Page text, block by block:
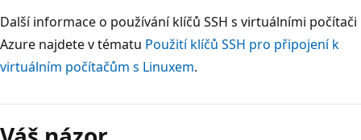
Další informace o používání klíčů SSH s virtuálními počítači
Azure najdete v tématu Použití klíčů SSH pro připojení k
virtuálním počítačům s Linuxem.